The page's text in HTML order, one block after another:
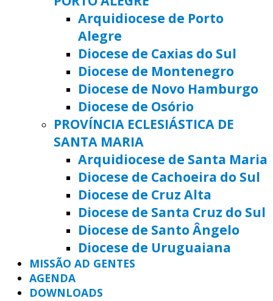
Arquidiocese de Porto
Alegre
Diocese de Caxias do Sul
Diocese de Montenegro
Diocese de Novo Hamburgo
Diocese de Osório
PROVÍNCIA ECLESIÁSTICA DE
SANTA MARIA
Arquidiocese de Santa Maria
Diocese de Cachoeira do Sul
Diocese de Cruz Alta
Diocese de Santa Cruz do Sul
Diocese de Santo Ângelo
Diocese de Uruguaiana
MISSÃO AD GENTES
AGENDA
DOWNLOADS